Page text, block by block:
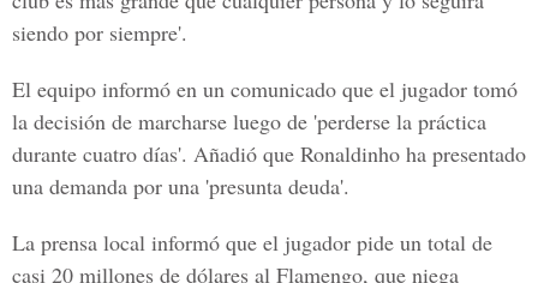
siendo por siempre'.
El equipo informó en un comunicado que el jugador tomó
la decisión de marcharse luego de 'perderse la práctica
durante cuatro días'. Añadió que Ronaldinho ha presentado
una demanda por una 'presunta deuda'.
La prensa local informó que el jugador pide un total de
casi 20 millones de dólares al Flamengo, que niega